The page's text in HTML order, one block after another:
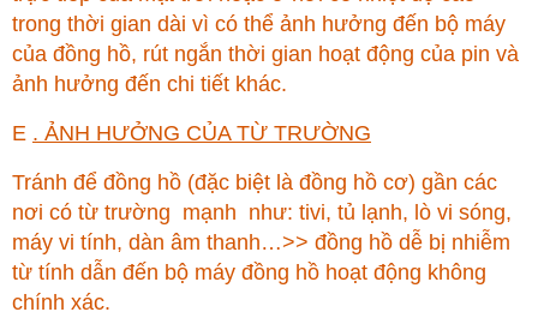
trong thời gian dài vì có thể ảnh hưởng đến bộ máy
của đồng hồ, rút ngắn thời gian hoạt động của pin và
ảnh hưởng đến chi tiết khác.
E . ẢNH HƯỞNG CỦA TỪ TRƯỜNG
Tránh để đồng hồ (đặc biệt là đồng hồ cơ) gần các
nơi có từ trường mạnh như: tivi, tủ lạnh, lò vi sóng,
máy vi tính, dàn âm thanh…>> đồng hồ dễ bị nhiễm
từ tính dẫn đến bộ máy đồng hồ hoạt động không
chính xác.